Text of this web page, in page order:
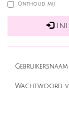
Onthoud mij
Wachtwoord